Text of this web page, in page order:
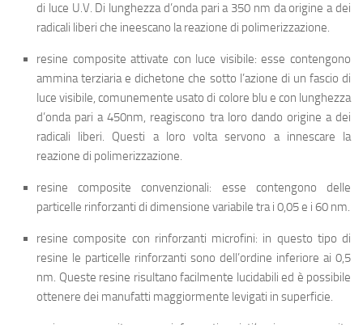
di luce U.V. Di lunghezza d’onda pari a 350 nm da origine a dei
radicali liberi che ineescano la reazione di polimerizzazione.
resine composite attivate con luce visibile: esse contengono
ammina terziaria e dichetone che sotto l’azione di un fascio di
luce visibile, comunemente usato di colore blu e con lunghezza
d’onda pari a 450nm, reagiscono tra loro dando origine a dei
radicali liberi. Questi a loro volta servono a innescare la
reazione di polimerizzazione.
resine composite convenzionali: esse contengono delle
particelle rinforzanti di dimensione variabile tra i 0,05 e i 60 nm.
resine composite con rinforzanti microfini: in questo tipo di
resine le particelle rinforzanti sono dell’ordine inferiore ai 0,5
nm. Queste resine risultano facilmente lucidabili ed è possibile
ottenere dei manufatti maggiormente levigati in superficie.